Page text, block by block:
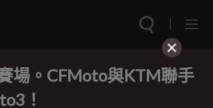
場。CFMoto與KTM聯手
！